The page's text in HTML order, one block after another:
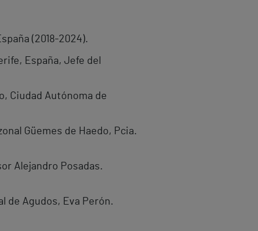
(2018-2024).
España, Jefe del
Ciudad Autónoma de
Güemes de Haedo, Pcia.
Alejandro Posadas.
de Agudos, Eva Perón.